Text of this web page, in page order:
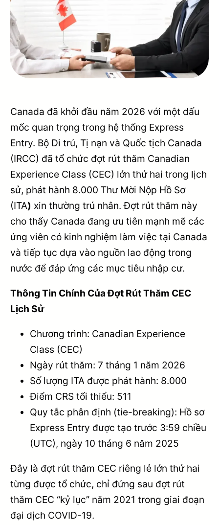
Canada đã khởi đầu năm 2026 với một dấu
mốc quan trọng trong hệ thống Express
Entry. Bộ Di trú, Tị nạn và Quốc tịch Canada
(IRCC) đã tổ chức đợt rút thăm Canadian
Experience Class (CEC) lớn thứ hai trong lịch
sử, phát hành 8.000 Thư Mời Nộp Hồ Sơ
(ITA) xin thường trú nhân. Đợt rút thăm này
cho thấy Canada đang ưu tiên mạnh mẽ các
ứng viên có kinh nghiệm làm việc tại Canada
và tiếp tục dựa vào nguồn lao động trong
nước để đáp ứng các mục tiêu nhập cư.
Thông Tin Chính Của Đợt Rút Thăm CEC
Lịch Sử
Chương trình: Canadian Experience
Class (CEC)
Ngày rút thăm: 7 tháng 1 năm 2026
Số lượng ITA được phát hành: 8.000
Điểm CRS tối thiểu: 511
Quy tắc phân định (tie-breaking): Hồ sơ
Express Entry được tạo trước 3:59 chiều
(UTC), ngày 10 tháng 6 năm 2025
Đây là đợt rút thăm CEC riêng lẻ lớn thứ hai
từng được tổ chức, chỉ đứng sau đợt rút
thăm CEC “kỷ lục” năm 2021 trong giai đoạn
đại dịch COVID-19.